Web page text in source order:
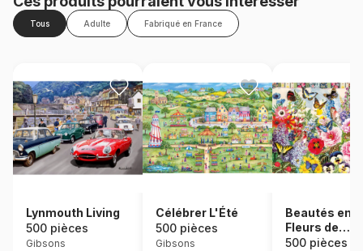
Tous Adulte Fabriqué en France
Lynmouth Living
500 pièces
Gibsons
Célébrer L'Été
500 pièces
Gibsons
Beautés en
Fleurs de
Pommier
500 pièces